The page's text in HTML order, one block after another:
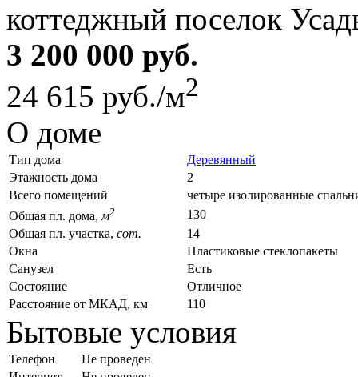
коттеджный поселок
3 200 000 руб.
24 615 руб./м2
О доме
Тип дома
Деревянный
Этажность дома
2
Всего помещений
четыре изолированные
Общая пл. дома, м2
130
Общая пл. участка, сот.
14
Окна
Пластиковые стеклопакеты
Санузел
Есть
Состояние
Отличное
Расстояние от МКАД, км
110
Бытовые условия
Телефон
Не проведен